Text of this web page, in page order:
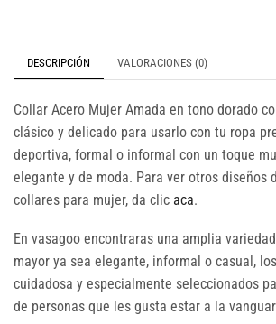
DESCRIPCIÓN VALORACIONES (0)
Collar Acero Mujer Amada en tono dorado
clásico y delicado para usarlo con tu ropa
deportiva, formal o informal con un toque
elegante y de moda. Para ver otros diseños
collares para mujer, da clic aca.
En vasagoo encontraras una amplia
mayor ya sea elegante, informal o casual,
cuidadosa y especialmente seleccionados
de personas que les gusta estar a la